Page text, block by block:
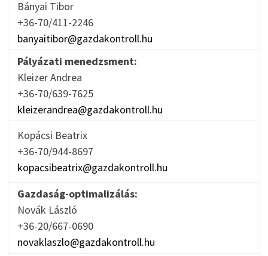
Bányai Tibor
+36-70/411-2246
banyaitibor@gazdakontroll.hu
Pályázati menedzsment:
Kleizer Andrea
+36-70/639-7625
kleizerandrea@gazdakontroll.hu
Kopácsi Beatrix
+36-70/944-8697
kopacsibeatrix@gazdakontroll.hu
Gazdaság-optimalizálás:
Novák László
+36-20/667-0690
novaklaszlo@gazdakontroll.hu